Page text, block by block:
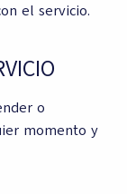
el servicio.
o
momento y